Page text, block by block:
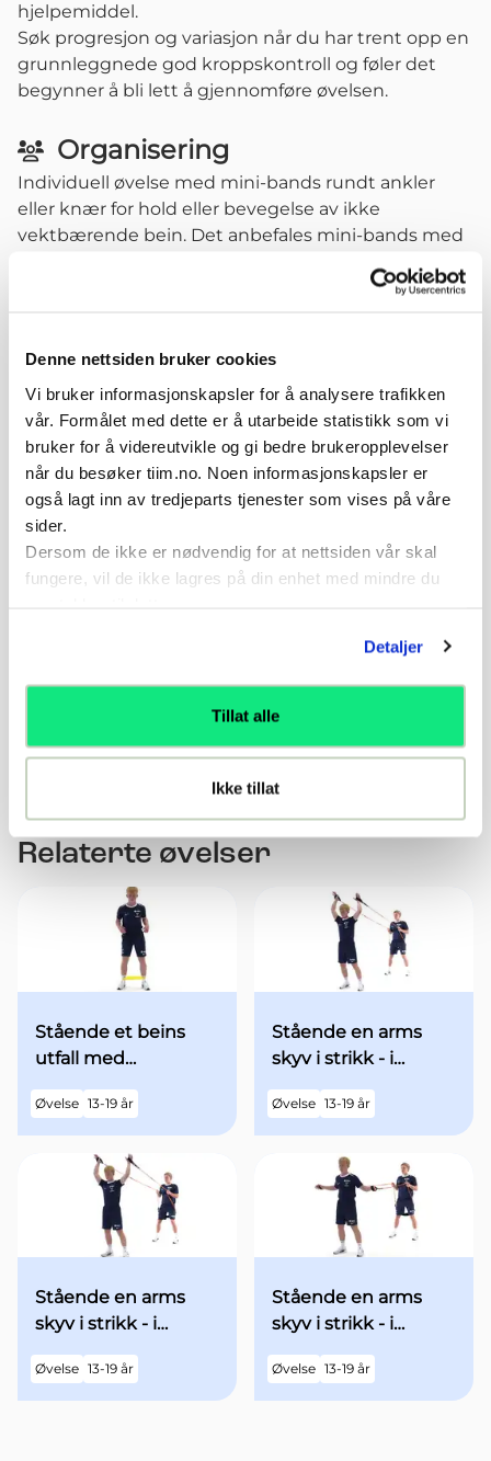
Denne nettsiden bruker cookies
Vi bruker informasjonskapsler for å analysere trafikken
vår. Formålet med dette er å utarbeide statistikk som vi
bruker for å videreutvikle og gi bedre brukeropplevelser
når du besøker tiim.no. Noen informasjonskapsler er
også lagt inn av tredjeparts tjenester som vises på våre
sider.
Dersom de ikke er nødvendig for at nettsiden vår skal
fungere, vil de ikke lagres på din enhet med mindre du
Detaljer
Tillat alle
Ikke tillat
hjelpemiddel.
Søk progresjon og variasjon når du har trent opp en
grunnleggnede god kroppskontroll og føler det
begynner å bli lett å gjennomføre øvelsen.
Organisering
Individuell øvelse med mini-bands rundt ankler
eller knær for hold eller bevegelse av ikke
vektbærende bein. Det anbefales mini-bands med
1-20 repetisjoner. Tenk alltid "Kvalitet over kvantitet"
enn antall repetisjoner. Øvelsen kan trenes daglig.
Variasjoner
Øke farten i bevegelsen
Øke kravet til balanse ved å introdusere ustabilt
underlag, eg "på balansematter eller balansebrett"
Øke kompleksitet ved å redusere synet som kilde
til informasjon, eg "lukk øynene under utførelsen,
stopp og sjekk i speil om hva du føler og hva du gjør
Øke kompleksitet ved å introdusere ytterligere
av øvelsen, eg "løse regne-matte oppgaver"
Introduser forstyrrende ytre påvirkning - eg
"motstå kroppskontakt fra annen person - partner"
Relaterte øvelser
Stående et beins
utfall med
utgangsstilling
Øvelse 13-19 år
Stående en arms
skyv i strikk - i
begge armene over
hodet - med økt fart
Øvelse 13-19 år
Stående en arms
skyv i strikk - i
utgangsstilling med
begge armene over
hodet
Øvelse 13-19 år
Stående en arms
skyv i strikk - i
utgangsstilling med
begge armene
"90grader" ut til
Øvelse 13-19 år